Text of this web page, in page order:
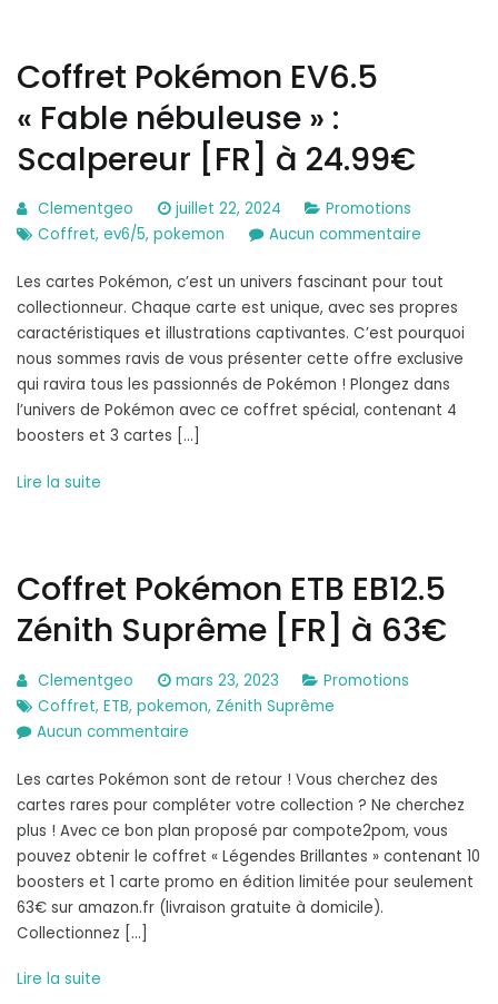
Coffret Pokémon EV6.5
« Fable nébuleuse » :
Scalpereur [FR] à 24.99€
Clementgeo juillet 22, 2024
Promotions
Coffret, ev6/5, pokemon Aucun commentairesur
Pokémon
EV6.5
« Fable
:
Les cartes Pokémon, c’est un univers fascinant pour tout
collectionneur. Chaque carte est unique, avec ses propres
caractéristiques et illustrations captivantes. C’est pourquoi
nous sommes ravis de vous présenter cette offre exclusive
qui ravira tous les passionnés de Pokémon ! Plongez dans
l’univers de Pokémon avec ce coffret spécial, contenant 4
boosters et 3 cartes […]
Lire la suite
Coffret Pokémon ETB EB12.5
Zénith Suprême [FR] à 63€
Clementgeo mars 23, 2023
Promotions
Coffret, ETB, pokemon, Zénith Suprême
Aucun commentaire
Pokémon
ETB
EB12.5
Zénith
Suprême
[FR]
Les cartes Pokémon sont de retour ! Vous cherchez des
cartes rares pour compléter votre collection ? Ne cherchez
plus ! Avec ce bon plan proposé par compote2pom, vous
pouvez obtenir le coffret « Légendes Brillantes » contenant 10
boosters et 1 carte promo en édition limitée pour seulement
63€ sur amazon.fr (livraison gratuite à domicile).
Collectionnez […]
Lire la suite